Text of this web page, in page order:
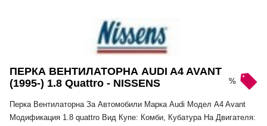
ПЕРКА ВЕНТИЛАТОРНА AUDI A4 AVANT
(1995-) 1.8 Quattro - NISSENS
Перка Вентилаторна За Автомобили Марка Audi Модел A4 Avant
Модификация 1.8 quattro Вид Купе: Комби, Кубатура На Двигателя:
%